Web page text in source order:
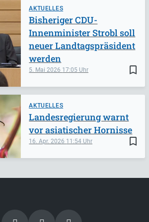
AKTUELLES
bookmark_border
5. Mai 2026 17:05
Bisheriger CDU-
Innenminister Strobl soll
neuer Landtagspräsident
werden
AKTUELLES
bookmark_border
16. Apr. 2026 11:54
Landesregierung warnt
vor asiatischer Hornisse